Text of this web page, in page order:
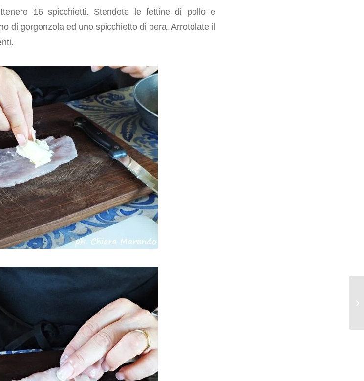
16 spicchietti. Stendete le fettine di pollo e
di gorgonzola ed uno spicchietto di pera. Arrotolate il